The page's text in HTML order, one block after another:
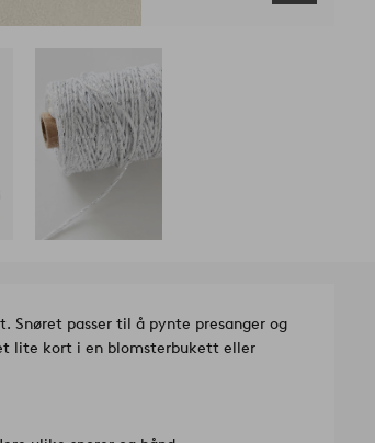
Snøret passer til å pynte presanger og
lite kort i en blomsterbukett eller